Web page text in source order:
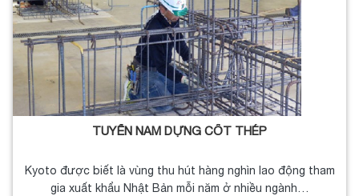
TUYỂN NAM DỰNG CỐT THÉP
Kyoto được biết là vùng thu hút hàng nghìn lao động tham
gia xuất khẩu Nhật Bản mỗi năm ở nhiều ngành…